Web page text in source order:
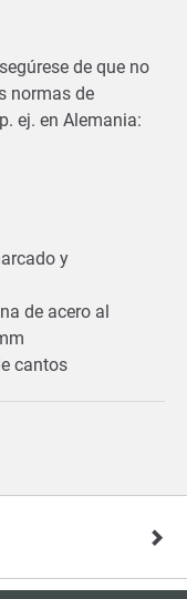
de que no
normas de
ej. en Alemania:
y
de acero al
cantos